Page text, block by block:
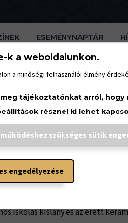
ESEMÉNYNAPTÁR
az ének —
rügyfakadás, a természet
iskolás kislány és az érett
k a weboldalunkon.
a minőségi felhasználói élmény
tájékoztatónkat arról, hogy
résznél ki lehet
szükséges sütik
engedélyezése